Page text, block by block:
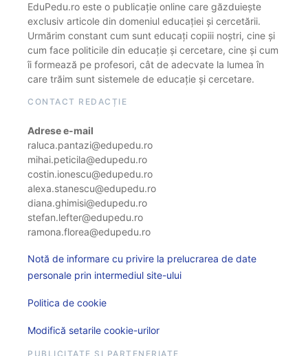
EduPedu.ro este o publicație online care găzduiește
exclusiv articole din domeniul educației și cercetării.
Urmărim constant cum sunt educați copiii noștri, cine și
cum face politicile din educație și cercetare, cine și cum
îi formează pe profesori, cât de adecvate la lumea în
care trăim sunt sistemele de educație și cercetare.
CONTACT REDACȚIE
Adrese e-mail
raluca.pantazi@edupedu.ro
mihai.peticila@edupedu.ro
costin.ionescu@edupedu.ro
alexa.stanescu@edupedu.ro
diana.ghimisi@edupedu.ro
stefan.lefter@edupedu.ro
ramona.florea@edupedu.ro
Notă de informare cu privire la prelucrarea de date
personale prin intermediul site-ului
Politica de cookie
Modifică setarile cookie-urilor
PUBLICITATE ȘI PARTENERIATE